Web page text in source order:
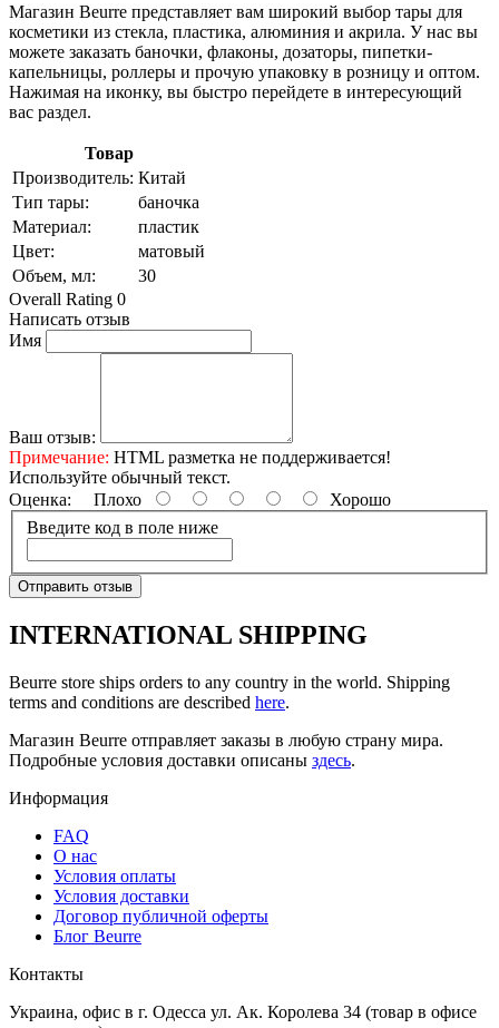
Магазин Beurre представляет вам широкий выбор тары для
косметики из стекла, пластика, алюминия и акрила. У нас вы
можете заказать баночки, флаконы, дозаторы, пипетки-
капельницы, роллеры и прочую упаковку в розницу и оптом.
Нажимая на иконку, вы быстро перейдете в интересующий
вас раздел.
Товар
Производитель: Китай
Тип тары:
баночка
Материал:
пластик
Цвет:
матовый
Объем, мл:
30
Overall Rating 0
Написать отзыв
Имя
Ваш отзыв:
Примечание: HTML разметка не поддерживается!
Используйте обычный текст.
Оценка: Плохо
Хорошо
Введите код в поле ниже
Отправить отзыв
INTERNATIONAL SHIPPING
Beurre store ships orders to any country in the world. Shipping
terms and conditions are described here.
Магазин Beurre отправляет заказы в любую страну мира.
Подробные условия доставки описаны здесь.
Информация
FAQ
O нас
Условия оплаты
Условия доставки
Договор публичной оферты
Блог Beurre
Контакты
Украина, офис в г. Одесса ул. Ак. Королева 34 (товар в офисе